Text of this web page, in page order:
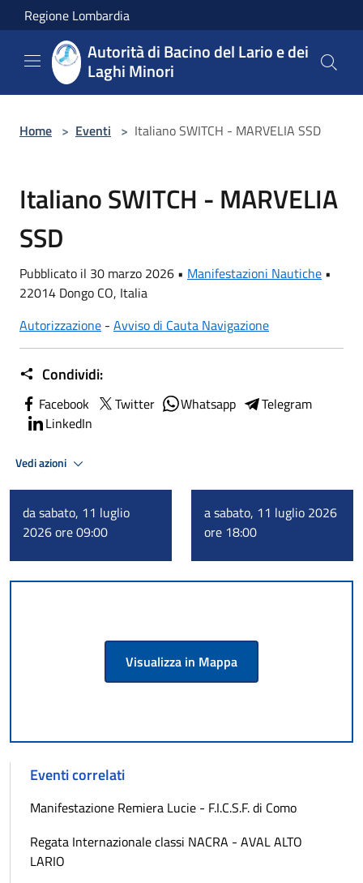
Salta al contenuto principale
Regione Lombardia
Autorità di Bacino del Lario e dei
Laghi Minori
Home > Eventi > Italiano SWITCH - MARVELIA SSD
Italiano SWITCH - MARVELIA
SSD
Pubblicato il 30 marzo 2026 • Manifestazioni Nautiche •
22014 Dongo CO, Italia
Autorizzazione - Avviso di Cauta Navigazione
Condividi:
Facebook Twitter Whatsapp
Telegram
LinkedIn
Vedi azioni
da sabato, 11 luglio
2026 ore 09:00
a sabato, 11 luglio 2026
ore 18:00
Visualizza in Mappa
Eventi correlati
Manifestazione Remiera Lucie - F.I.C.S.F. di Como
Regata Internazionale classi NACRA - AVAL ALTO
LARIO